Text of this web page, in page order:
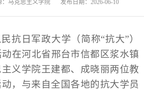
：马克思主义学院 发布日期：2026-06-10
抗日军政大学（简称“抗大”）
在河北省邢台市信都区浆水镇
义学院王建都、成晓丽两位教
，与来自全国各地的抗大学员